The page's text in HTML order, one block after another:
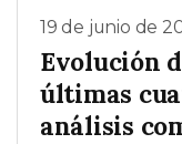
19 de junio de
Evolución
últimas
análisis